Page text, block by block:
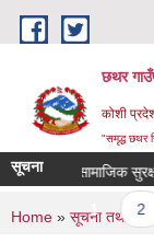
Skip to main content
छथर
कोशी
"समृद्ध छथर
सूचनासामाजिक सुरक्षा
Pages
2
You are
Home » सूचना तथा